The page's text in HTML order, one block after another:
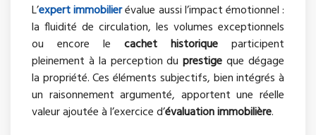
L’expert immobilierévalue aussi l’impact émotionnel :
la fluidité de circulation, les volumes exceptionnels
ou encore le cachet historique participent
pleinement à la perception duprestige que dégage
la propriété. Ces éléments subjectifs, bien intégrés à
un raisonnement argumenté, apportent une réelle
valeur ajoutée à l’exercice d’évaluation immobilière.